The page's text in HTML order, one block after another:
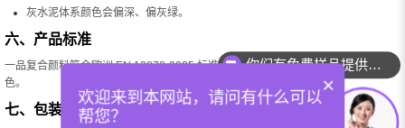
灰水泥体系颜色会偏深、偏灰绿。
六、产品标准
一品复合颜料符合欧洲 EN 12878-2005 标准，可用于水泥基或石灰基建筑材料着
色。
七、包装与储存
你们有免费样品提供吗？
×
欢迎来到本网站，请问有什么可以
帮您？